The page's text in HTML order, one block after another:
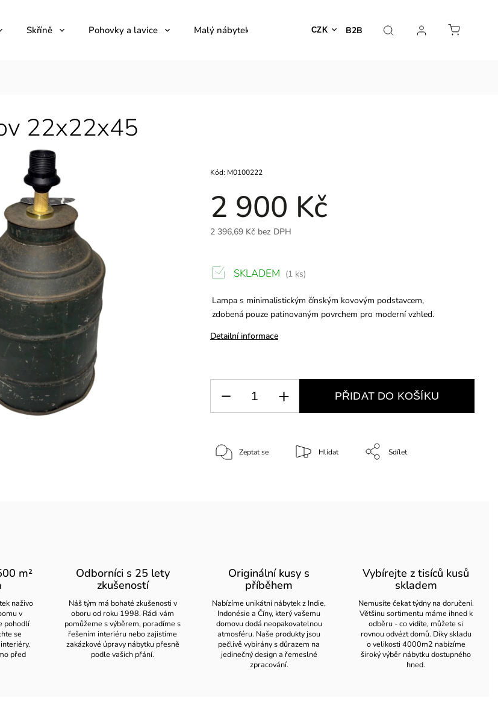
B2B
CZK
Skříně Pohovky a lavice Malý nábytek Venkovní nábytek Dekorace
22x22x45
2 900 Kč
2 396,69 Kč bez DPH
Kód: M0100222
Lampa s minimalistickým čínským kovovým podstavcem,
zdobená pouze patinovaným povrchem pro moderní vzhled.
Detailní informace
SKLADEM (1 ks)
PŘIDAT DO KOŠÍKU
Zeptat se Hlídat Sdílet
m²
naživo
v
pohodlí
se
před
Odborníci s 25 lety
zkušeností
Náš tým má bohaté zkušenosti v
oboru od roku 1998. Rádi vám
pomůžeme s výběrem, poradíme s
řešením interiéru nebo zajistíme
zakázkové úpravy nábytku přesně
podle vašich přání.
Originální kusy s
příběhem
Nabízíme unikátní nábytek z Indie,
Indonésie a Číny, který vašemu
domovu dodá neopakovatelnou
atmosféru. Naše produkty jsou
pečlivě vybírány s důrazem na
jedinečný design a řemeslné
zpracování.
Vybírejte z tisíců kusů
skladem
Nemusíte čekat týdny na doručení.
Většinu sortimentu máme ihned k
odběru - co vidíte, můžete si
rovnou odvézt domů. Díky skladu
o velikosti 4000m2 nabízíme
široký výběr nábytku dostupného
hned.